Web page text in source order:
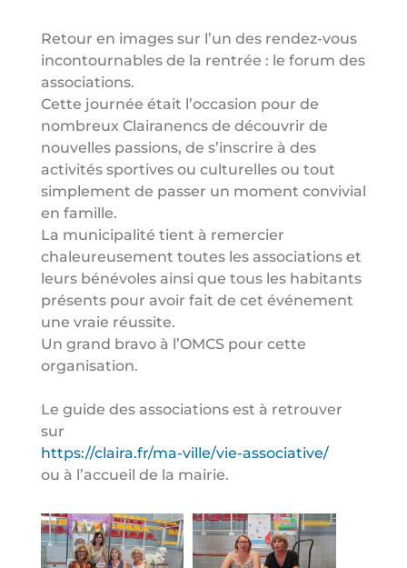
Retour en images sur l’un des rendez-vous
incontournables de la rentrée : le forum des
associations.
Cette journée était l’occasion pour de
nombreux Clairanencs de découvrir de
nouvelles passions, de s’inscrire à des
activités sportives ou culturelles ou tout
simplement de passer un moment convivial
en famille.
La municipalité tient à remercier
chaleureusement toutes les associations et
leurs bénévoles ainsi que tous les habitants
présents pour avoir fait de cet événement
une vraie réussite.
Un grand bravo à l’OMCS pour cette
organisation.
Le guide des associations est à retrouver
sur
https://claira.fr/ma-ville/vie-associative/
ou à l’accueil de la mairie.